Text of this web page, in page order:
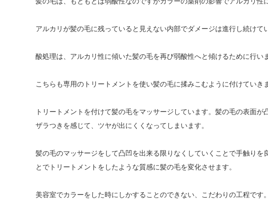
アルカリが髪の毛に残っていると見えない内部でダメージは進行し続けて
酸処理は、アルカリ性に傾いた髪の毛を再び弱酸性へと傾けるために行い
こちらも専用のトリートメントを使い髪の毛に揉みこむように付けていき
トリートメントを付けて髪の毛をマッサージしています。髪の毛の表面
ザラつきを感じて、ツヤが出にくくなってしまいます。
髪の毛のマッサージをして凸凹を出来る限りなくしていくことで手触りを
とでトリートメントをしたような質感に髪の毛を変化させます。
美容室でカラーをした時にしかすることのできない、こだわりの工程です。